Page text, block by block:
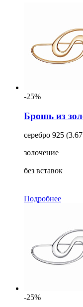
-25%
Брошь из
серебро 925
золочение
без вставок
Подробнее
-25%